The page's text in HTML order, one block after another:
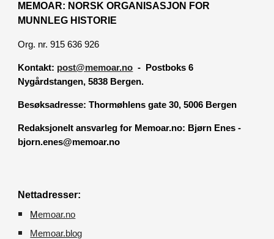
MEMOAR: NORSK ORGANISASJON FOR
MUNNLEG HISTORIE
Org. nr. 915 636 926
Kontakt: post@memoar.no - Postboks 6
Nygårdstangen, 5838 Bergen.
Besøksadresse:Thormøhlens gate 30, 5006 Bergen
Redaksjonelt ansvarleg for Memoar.no: Bjørn Enes -
bjorn.enes@memoar.no
Nettadresser:
Memoar.no
Memoar.blog